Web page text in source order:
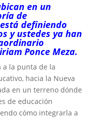
en un
de
definiendo
y ustedes ya han
Ponce Meza.
a la punta de la
hacia la Nueva
en un terreno dónde
de educación
cómo integrarla a